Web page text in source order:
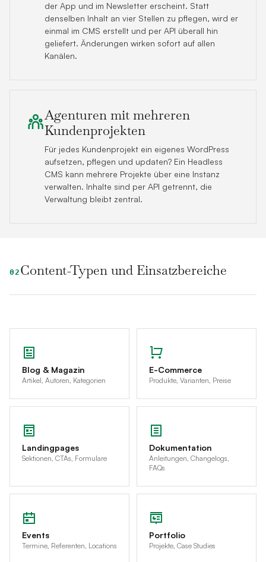
der App und im Newsletter erscheint. Statt
denselben Inhalt an vier Stellen zu pflegen, wird er
einmal im CMS erstellt und per API überall hin
geliefert. Änderungen wirken sofort auf allen
Kanälen.
Agenturen mit mehreren
Kundenprojekten
Für jedes Kundenprojekt ein eigenes WordPress
aufsetzen, pflegen und updaten? Ein Headless
CMS kann mehrere Projekte über eine Instanz
verwalten. Inhalte sind per API getrennt, die
Verwaltung bleibt zentral.
02 Content-Typen und Einsatzbereiche
Blog & Magazin
Artikel, Autoren, Kategorien
E-Commerce
Produkte, Varianten, Preise
Landingpages
Sektionen, CTAs, Formulare
Dokumentation
Anleitungen, Changelogs,
FAQs
Events
Termine, Referenten, Locations
Portfolio
Projekte, Case Studies